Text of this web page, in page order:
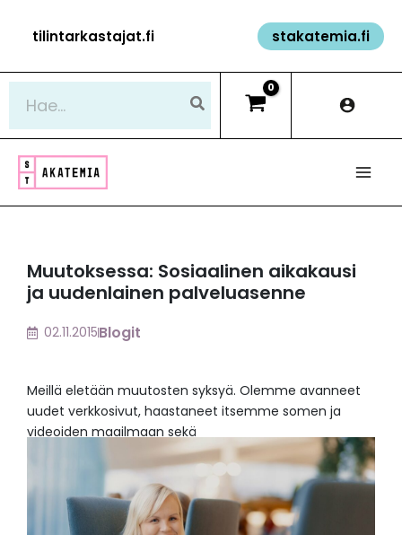
sisältöön
tilintarkastajat.fi stakatemia.fi
Muutoksessa: Sosiaalinen aikakausi
ja uudenlainen palveluasenne
02.11.2015Blogit
Meillä eletään muutosten syksyä. Olemme avanneet
uudet verkkosivut, haastaneet itsemme somen ja
videoiden maailmaan sekä